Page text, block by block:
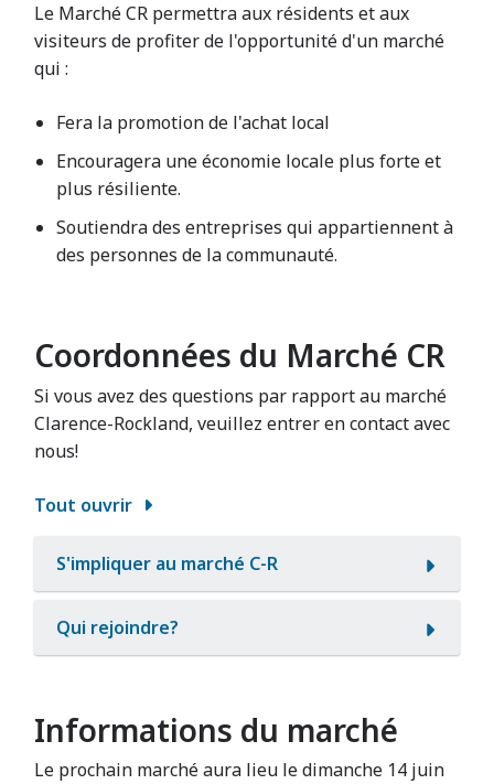
Le Marché CR permettra aux résidents et aux
visiteurs de profiter de l'opportunité d'un marché
qui :
Fera la promotion de l'achat local
Encouragera une économie locale plus forte et
plus résiliente.
Soutiendra des entreprises qui appartiennent à
des personnes de la communauté.
Coordonnées du Marché CR
Si vous avez des questions par rapport au marché
Clarence-Rockland, veuillez entrer en contact avec
nous!
Tout ouvrir
S'impliquer au marché C-R
Qui rejoindre?
Informations du marché
Le prochain marché aura lieu le dimanche 14 juin